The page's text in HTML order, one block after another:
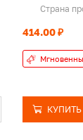
Страна
414.00 ₽
КУПИТЬ